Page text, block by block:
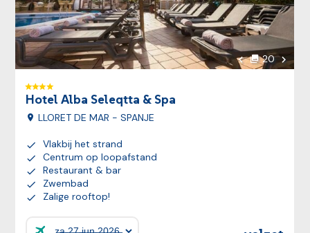
Vorige foto
20
foto's
Hotel Alba Seleqtta & Spa
LLORET DE MAR - SPANJE
Vlakbij het strand
Centrum op loopafstand
Restaurant & bar
Zwembad
Zalige rooftop!